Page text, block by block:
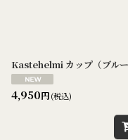
Kastehelmi カップ（ブル
4,950円(税込)